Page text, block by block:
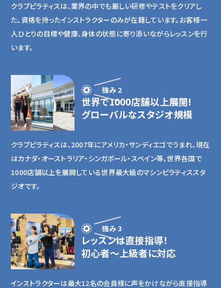
クラブピラティスは、業界の中でも厳しい研修やテストをクリアし
た、資格を持ったインストラクターのみが在籍しています。お客様一
人ひとりの目標や健康、身体の状態に寄り添いながらレッスンを行
います。
強み 2
世界で1000店舗以上展開!
グローバルなスタジオ規模
クラブピラティスは、2007年にアメリカ・サンディエゴでうまれ、現在
はカナダ・オーストラリア・シンガポール・スペイン等、世界各国で
1000店舗以上を展開している世界最大級のマシンピラティススタ
ジオです。
強み 3
レッスンは直接指導！
初心者〜上級者に対応
インストラクターは最大12名の会員様に声をかけながら直接指導